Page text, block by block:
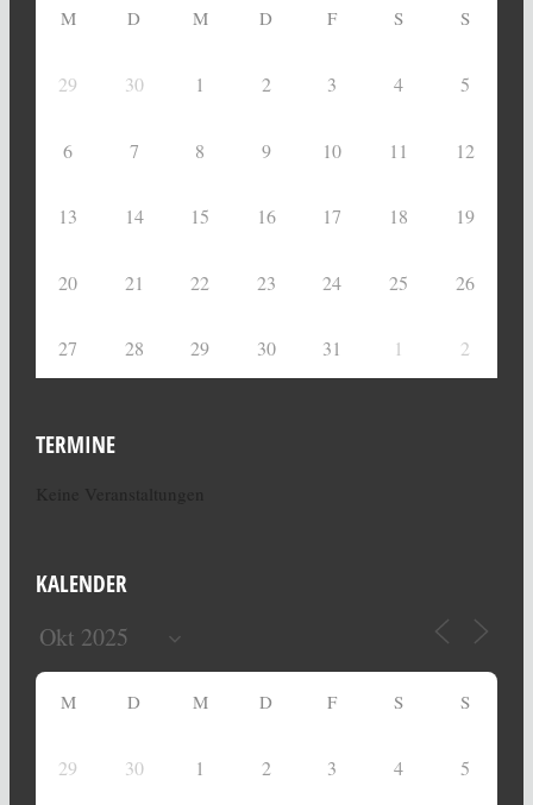
M D M D F S S
29 30 1 2 3 4 5
6 7 8 9 10 11 12
13 14 15 16 17 18 19
20 21 22 23 24 25 26
27 28 29 30 31 1 2
TERMINE
KALENDER
M D M D F S S
29 30 1 2 3 4 5